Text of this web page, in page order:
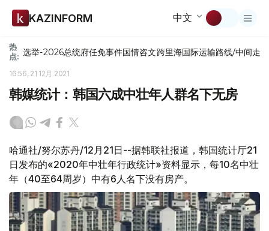
KAZINFORM 中文
热
点: 选举-2026总统府任免事件国情咨文跨里海国际运输路线/中间走廊
16:56, 21 12月 2021
韩媒统计：韩国六成中壮年人群名下无房
哈通社/努尔苏丹/12月21日--据韩联社报道，韩国统计厅21
日发布的«2020年中壮年行政统计»资料显示，每10名中壮
年（40至64周岁）中有6人名下没有房产。